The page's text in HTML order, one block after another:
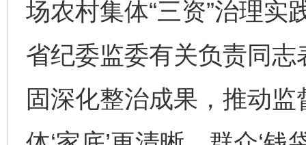
场农村集体“三资”治理实
省纪委监委有关负责同志
固深化整治成果，推动